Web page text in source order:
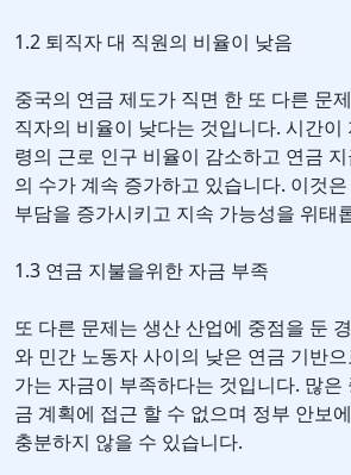
1.2 퇴직자 대 직원의 비율이 낮음
중국의 연금 제도가 직면 한 또 다른 문
직자의 비율이 낮다는 것입니다. 시간이
령의 근로 인구 비율이 감소하고 연금
의 수가 계속 증가하고 있습니다. 이것
부담을 증가시키고 지속 가능성을 위태
1.3 연금 지불을위한 자금 부족
또 다른 문제는 생산 산업에 중점을 둔
와 민간 노동자 사이의 낮은 연금 기반
가는 자금이 부족하다는 것입니다. 많은
금 계획에 접근 할 수 없으며 정부 안보
충분하지 않을 수 있습니다.